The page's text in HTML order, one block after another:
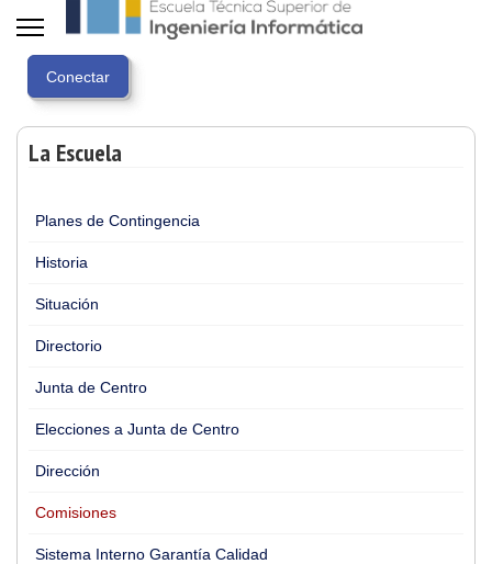
La Escuela
Planes de Contingencia
Historia
Situación
Directorio
Junta de Centro
Elecciones a Junta de Centro
Dirección
Comisiones
Sistema Interno Garantía Calidad